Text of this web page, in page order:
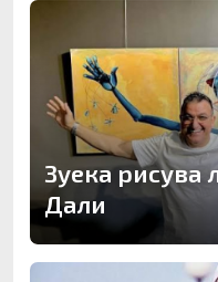
Зуека рисува
Дали